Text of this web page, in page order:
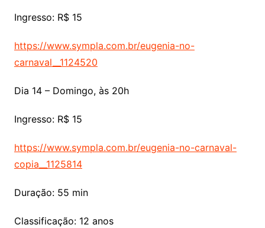
Ingresso: R$ 15
https://www.sympla.com.br/eugenia-no-
carnaval__1124520
Dia 14 – Domingo, às 20h
Ingresso: R$ 15
https://www.sympla.com.br/eugenia-no-carnaval-
copia__1125814
Duração: 55 min
Classificação: 12 anos